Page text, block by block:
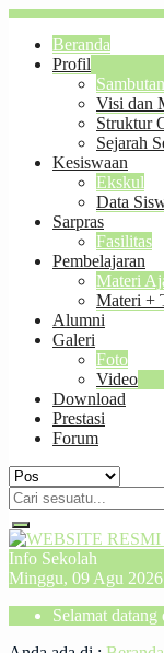
Beranda
Profil
Visi dan
Struktur
Sejarah
Kesiswaan
Ekskul
Data
Sarpras
Fasilitas
Pembelajaran
Materi
Materi +
Alumni
Galeri
Foto
Video
Download
Prestasi
Forum
Info Sekolah
Minggu, 09 Agu 2026
Selamat